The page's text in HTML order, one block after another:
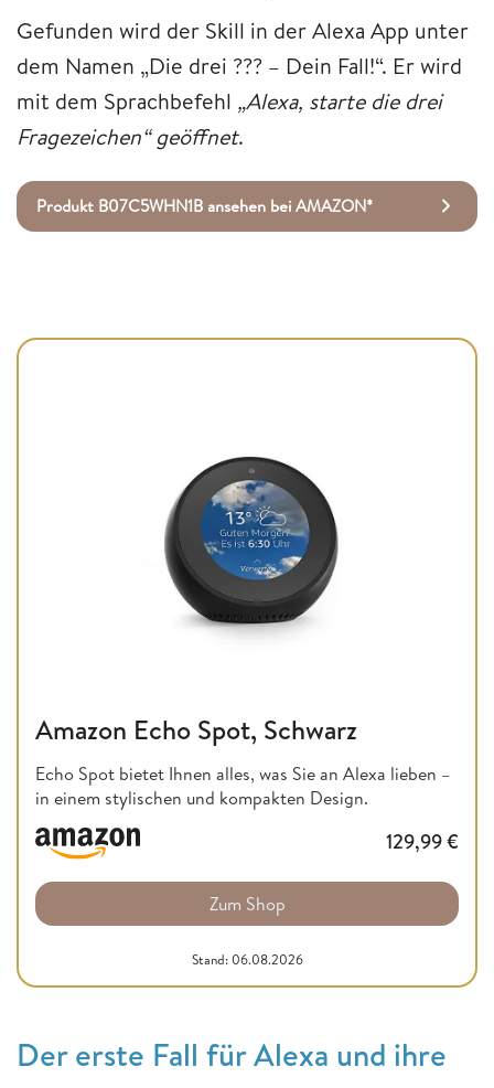
Gefunden wird der Skill in der Alexa App unter
dem Namen „Die drei ??? – Dein Fall!“. Er wird
mit dem Sprachbefehl „Alexa, starte die drei
Fragezeichen“ geöffnet.
Produkt B07C5WHN1B ansehen bei AMAZON*
Amazon Echo Spot, Schwarz
Echo Spot bietet Ihnen alles, was Sie an Alexa lieben –
in einem stylischen und kompakten Design.
129,99€
Zum Shop
Stand: 06.08.2026
Der erste Fall für Alexa und ihre